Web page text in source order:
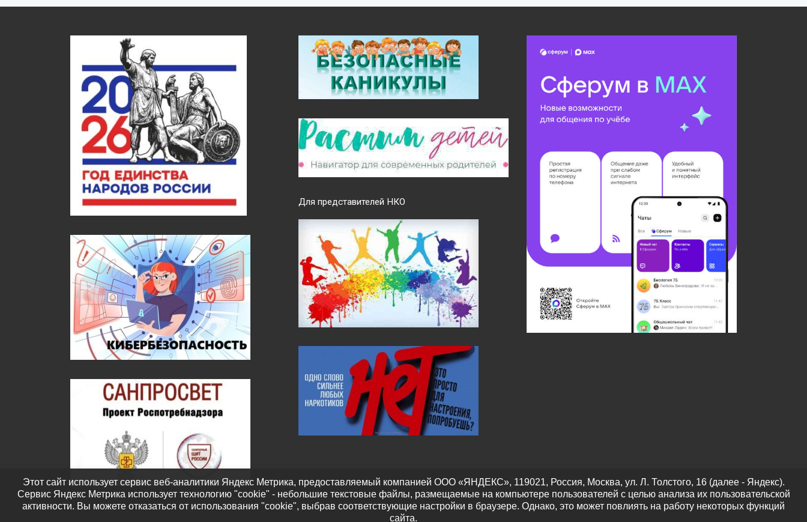
Для представителей НКО
Этот сайт использует сервис веб-аналитики Яндекс Метрика, предоставляемый компанией ООО «ЯНДЕКС», 119021, Россия, Москва, ул. Л. Толстого, 16 (далее - Яндекс).
Сервис Яндекс Метрика использует технологию "cookie" - небольшие текстовые файлы, размещаемые на компьютере пользователей с целью анализа их пользовательской
активности. Вы можете отказаться от использования "cookie", выбрав соответствующие настройки в браузере. Однако, это может повлиять на работу некоторых функций
сайта.